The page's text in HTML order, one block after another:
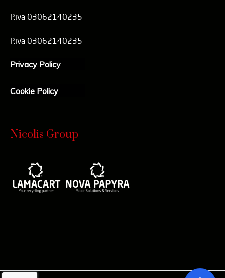
P.iva 03062140235
P.iva 03062140235
Privacy Policy
Cookie Policy
Nicolis Group